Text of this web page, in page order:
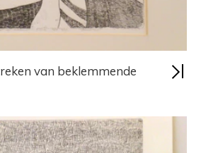
van beklemmende